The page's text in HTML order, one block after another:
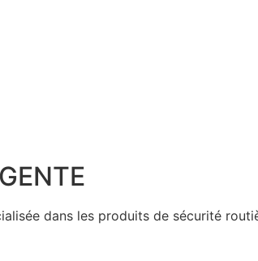
dans les produits de sécurité